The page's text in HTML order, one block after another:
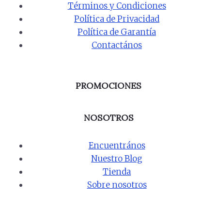
Términos y Condiciones
Política de Privacidad
Política de Garantía
Contactános
PROMOCIONES
NOSOTROS
Encuentrános
Nuestro Blog
Tienda
Sobre nosotros